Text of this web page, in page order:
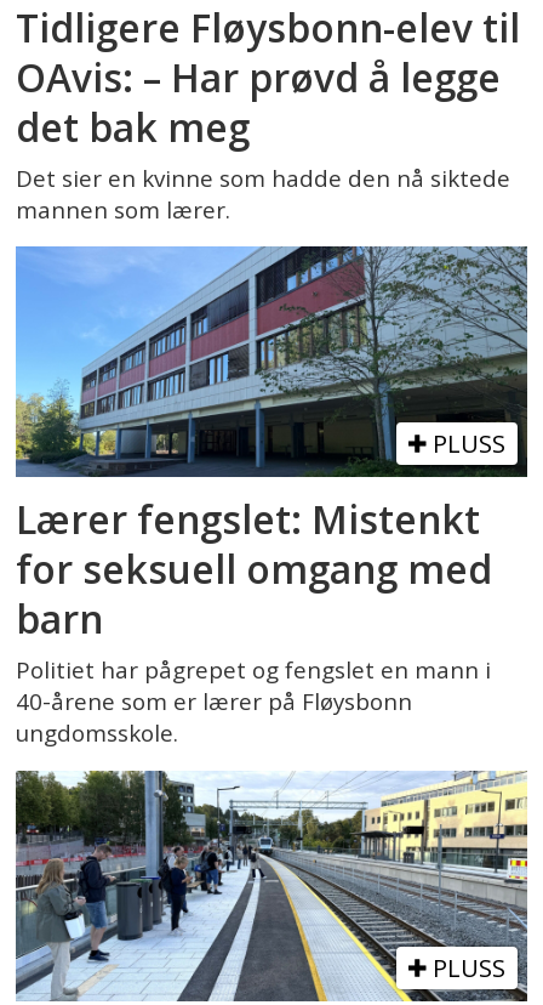
Tidligere Fløysbonn-elev til
OAvis: – Har prøvd å legge
det bak meg
Det sier en kvinne som hadde den nå siktede
mannen som lærer.
PLUSS
Lærer fengslet: Mistenkt
for seksuell omgang med
barn
Politiet har pågrepet og fengslet en mann i
40-årene som er lærer på Fløysbonn
ungdomsskole.
PLUSS